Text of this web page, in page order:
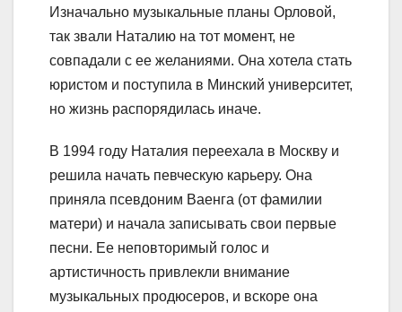
Изначально музыкальные планы Орловой,
так звали Наталию на тот момент, не
совпадали с ее желаниями. Она хотела стать
юристом и поступила в Минский университет,
но жизнь распорядилась иначе.
В 1994 году Наталия переехала в Москву и
решила начать певческую карьеру. Она
приняла псевдоним Ваенга (от фамилии
матери) и начала записывать свои первые
песни. Ее неповторимый голос и
артистичность привлекли внимание
музыкальных продюсеров, и вскоре она